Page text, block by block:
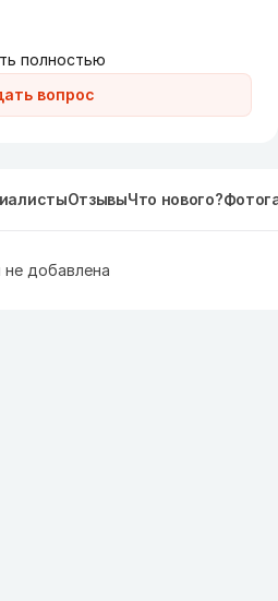
вопрос
полностью
ОтзывыЧто нового?
добавлена